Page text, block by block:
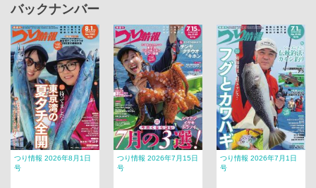
バックナンバー
つり情報 2026年8月1日
号
つり情報 2026年7月15日
号
つり情報 2026年7月1日
号